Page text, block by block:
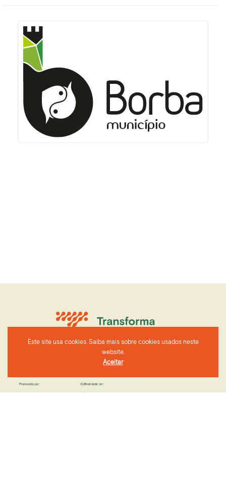
Este site usa cookies. Saiba mais sobre cookies usados neste
website.
Aceitar